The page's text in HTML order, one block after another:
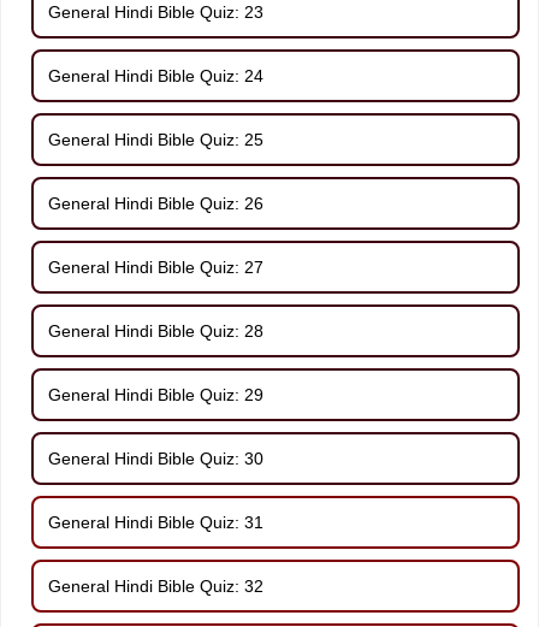
General Hindi Bible Quiz: 23
General Hindi Bible Quiz: 24
General Hindi Bible Quiz: 25
General Hindi Bible Quiz: 26
General Hindi Bible Quiz: 27
General Hindi Bible Quiz: 28
General Hindi Bible Quiz: 29
General Hindi Bible Quiz: 30
General Hindi Bible Quiz: 31
General Hindi Bible Quiz: 32